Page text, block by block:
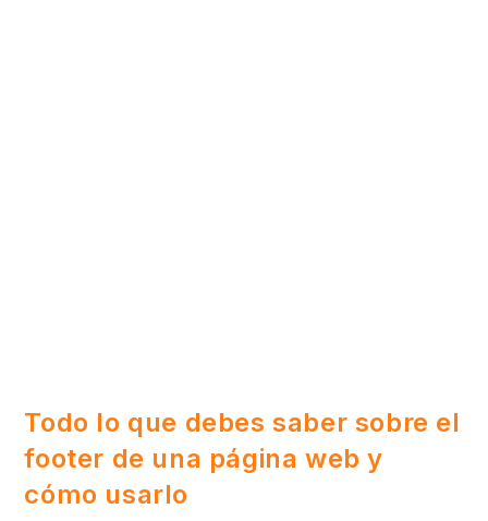
Todo lo que debes saber sobre el
footer de una página web y
cómo usarlo